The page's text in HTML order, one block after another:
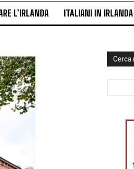
L’IRLANDA ITALIANI IN IRLANDA
Cerca